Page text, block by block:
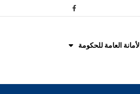
الأمانة العامة للحكومة